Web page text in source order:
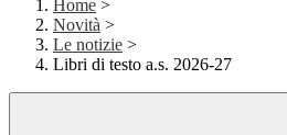
Home >
Novità >
Le notizie >
Libri di testo a.s. 2026-27